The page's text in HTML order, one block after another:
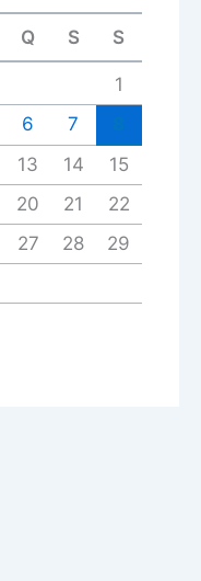
Q S S
1
6 7
13 14
15
20 21
22
27 28
29